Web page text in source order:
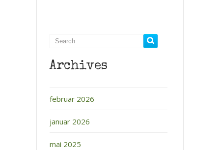
Archives
februar 2026
januar 2026
mai 2025